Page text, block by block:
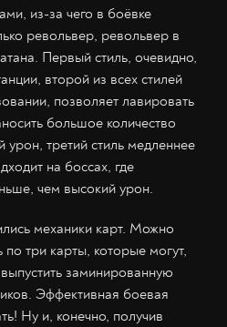
из-за чего в боёвке
револьвер, револьвер в
Первый стиль, очевидно,
второй из всех стилей
позволяет лавировать
большое количество
третий стиль медленнее
на боссах, где
чем высокий урон.
механики карт. Можно
три карты, которые могут,
заминированную
Эффективная боевая
Ну и, конечно, получив